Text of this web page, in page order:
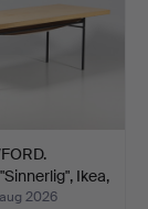
Ikea,
2026